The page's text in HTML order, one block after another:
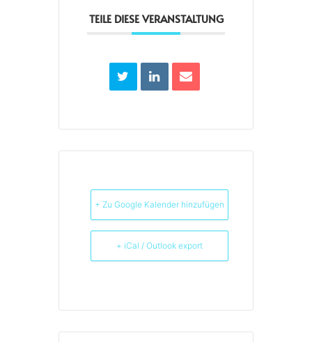
TEILE DIESE VERANSTALTUNG
+ Zu Google Kalender hinzufügen
+ iCal / Outlook export